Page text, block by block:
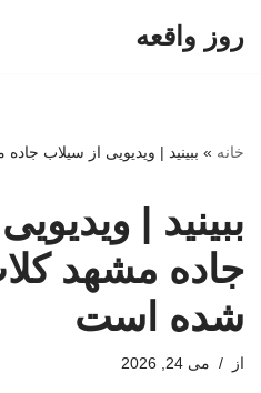
روز واقعه
خانه » ببینید | ویدیویی از سیلاب
ببینید |
جاده مشهد
شده است‌
از می 24, 2026